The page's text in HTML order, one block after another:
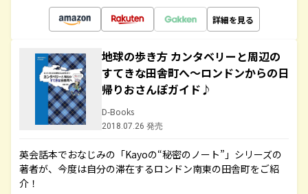
詳細を見る
地球の歩き方 カンタベリーと周辺の
すてきな田舎町へ～ロンドンからの日
帰りおさんぽガイド♪
D-Books
2018.07.26 発売
英会話本でおなじみの「Kayoの“秘密のノート”」シリーズの
著者が、今度は自分の滞在するロンドン南東の田舎町をご紹
介！